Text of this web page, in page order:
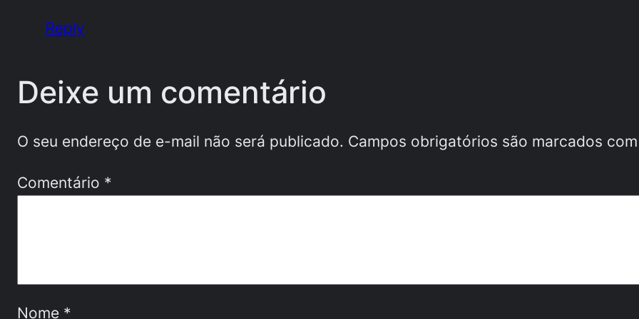
Reply
Deixe um comentário
O seu endereço de e-mail não será publicado. Campos obrigatórios são marcados
Comentário *
Nome *